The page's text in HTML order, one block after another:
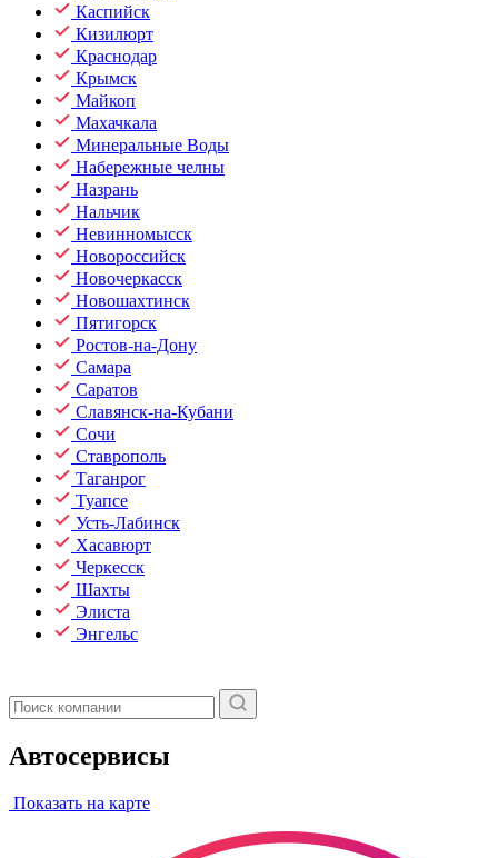
Каспийск
Кизилюрт
Краснодар
Крымск
Майкоп
Махачкала
Минеральные Воды
Набережные челны
Назрань
Нальчик
Невинномысск
Новороссийск
Новочеркасск
Новошахтинск
Пятигорск
Ростов-на-Дону
Самара
Саратов
Славянск-на-Кубани
Сочи
Ставрополь
Таганрог
Туапсе
Усть-Лабинск
Хасавюрт
Черкесск
Шахты
Элиста
Энгельс
Автосервисы
Показать на карте